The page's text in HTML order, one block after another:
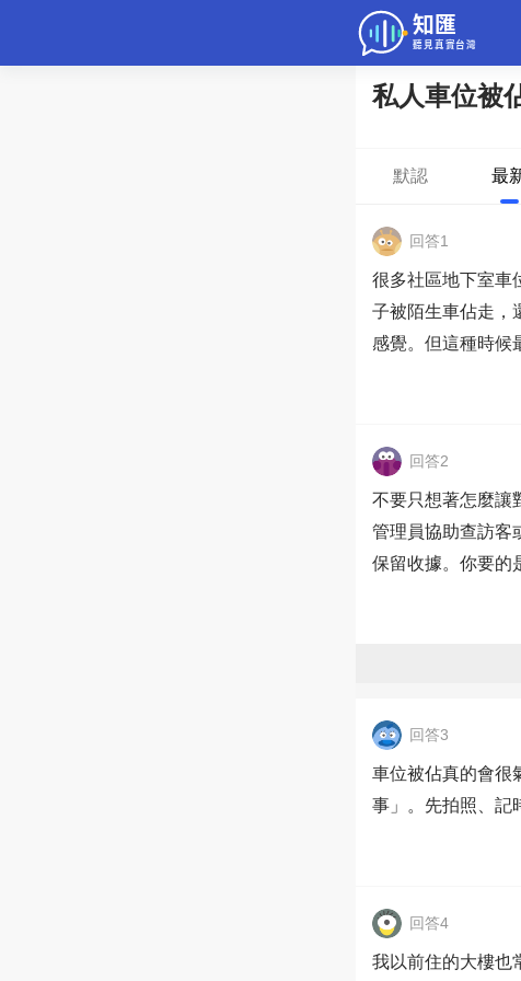
私人車位被
默認 最
回答1
很多社區地下室車
子被陌生車佔走，
感覺。但這種時候
回答2
不要只想著怎麼讓
管理員協助查訪客
保留收據。你要的
回答3
車位被佔真的會很
事」。先拍照、記
回答4
我以前住的大樓也
問答